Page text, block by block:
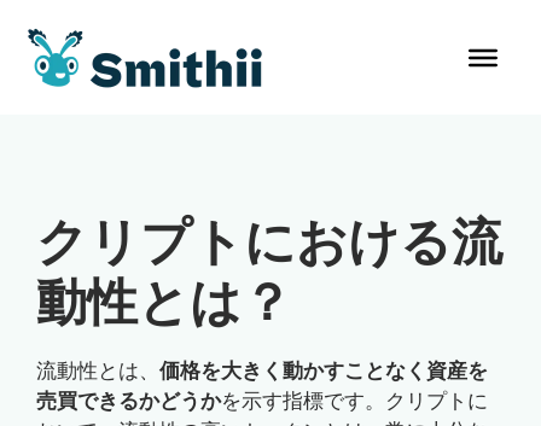
クリプトにおける流
動性とは？
流動性とは、 価格を大きく動かすことなく資産を
売買できるかどうかを示す指標です。クリプトに